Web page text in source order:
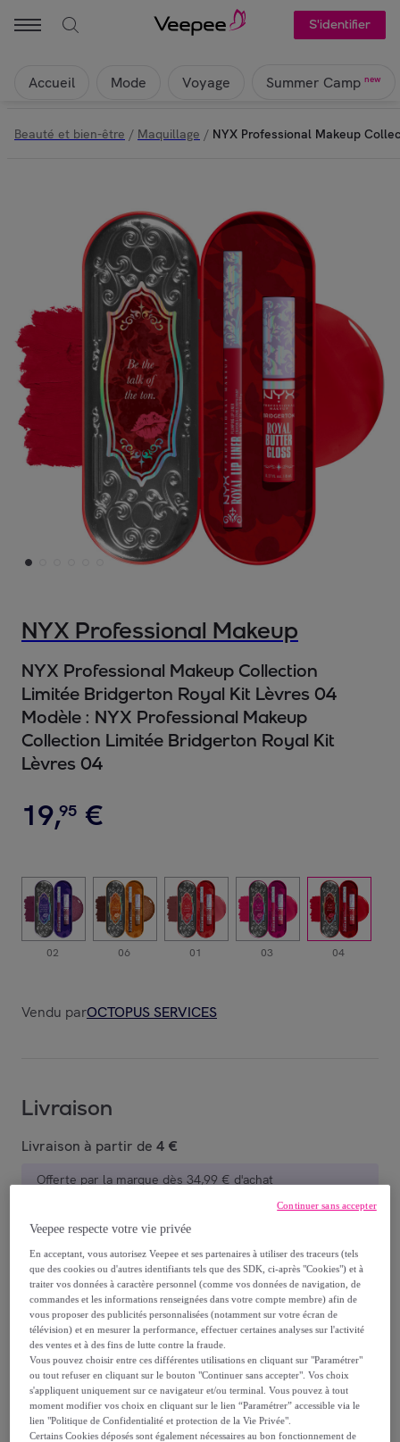
S'identifier
Accueil Mode Voyage Summer Camp new
Beauté et bien-être / Maquillage / NYX Professional Makeup
NYX Professional Makeup
NYX Professional Makeup Collection
Limitée Bridgerton Royal Kit Lèvres 04
Modèle : NYX Professional Makeup
Collection Limitée Bridgerton Royal Kit
Lèvres 04
19,95 €
02 06 01 03 04
Vendu parOCTOPUS SERVICES
Livraison
Livraison à partir de 4 €
Offerte par la marque dès 34,99 € d'achat
Livraison estimée: entre le
Comment ça marche ?
Détails sur votre produit
Description
Veepee respecte votre vie privée
En acceptant, vous autorisez Veepee et ses partenaires à utiliser des traceurs (tels
que des cookies ou d'autres identifiants tels que des SDK, ci-après "Cookies") et à
traiter vos données à caractère personnel (comme vos données de navigation, de
commandes et les informations renseignées dans votre compte membre) afin de
vous proposer des publicités personnalisées (notamment sur votre écran de
télévision) et en mesurer la performance, effectuer certaines analyses sur l'activité
des ventes et à des fins de lutte contre la fraude.
Vous pouvez choisir entre ces différentes utilisations en cliquant sur "Paramétrer"
ou tout refuser en cliquant sur le bouton "Continuer sans accepter". Vos choix
s'appliquent uniquement sur ce navigateur et/ou terminal. Vous pouvez à tout
moment modifier vos choix en cliquant sur le lien “Paramétrer” accessible via le
lien "Politique de Confidentialité et protection de la Vie Privée".
Certains Cookies déposés sont également nécessaires au bon fonctionnement de
Continuer sans accepter